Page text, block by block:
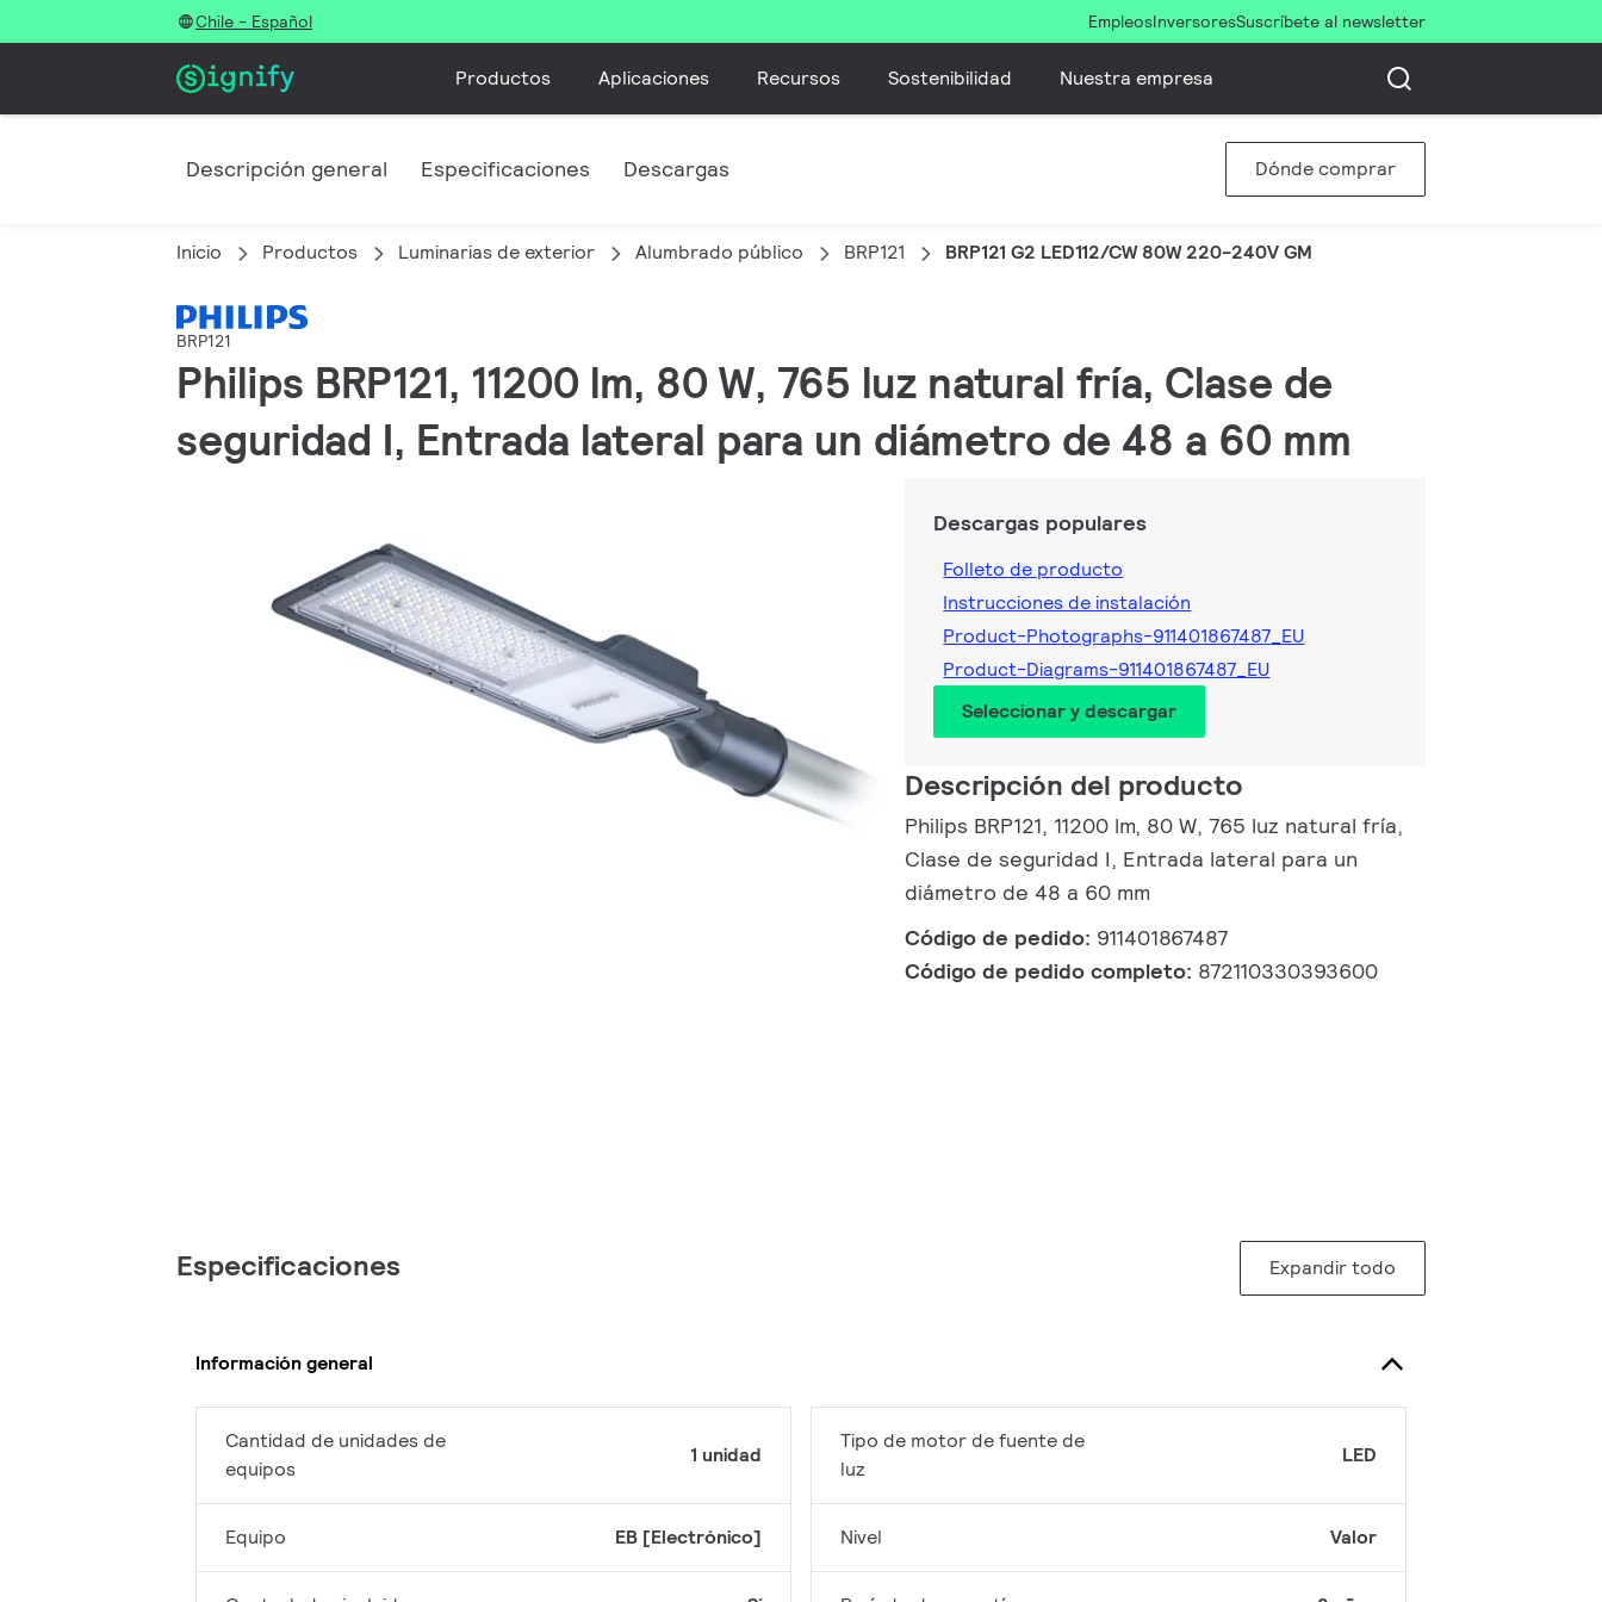
Chile - Español EmpleosInversoresSuscríbete al newsletter
Productos Aplicaciones Recursos Sostenibilidad Nuestra empresa
Descripción general Especificaciones Descargas Dónde comprar
Inicio Productos Luminarias de exterior Alumbrado público BRP121 BRP121 G2 LED112/CW 80W 220-240V GM
BRP121
Philips BRP121, 11200 lm, 80 W, 765 luz natural fría, Clase de
seguridad I, Entrada lateral para un diámetro de 48 a 60 mm
Descargas populares
Folleto de producto
Instrucciones de instalación
Product-Photographs-911401867487_EU
Product-Diagrams-911401867487_EU
Seleccionar y descargar
Descripción del producto
Philips BRP121, 11200 lm, 80 W, 765 luz natural fría,
Clase de seguridad I, Entrada lateral para un
diámetro de 48 a 60 mm
Código de pedido: 911401867487
Código de pedido completo: 872110330393600
Especificaciones Expandir todo
Información general
Cantidad de unidades de
equipos
1 unidad
Equipo EB [Electrónico]
Tipo de motor de fuente de
luz
LED
Nivel Valor